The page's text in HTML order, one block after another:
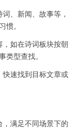
、新闻、故事等，
惯。
，如在诗词板块按朝
类型查找。
快速找到目标文章或
，满足不同场景下的